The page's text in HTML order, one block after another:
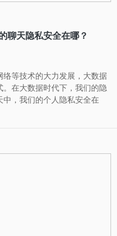
聊天隐私安全在哪？
络等技术的大力发展，大数据
在大数据时代下，我们的隐
，我们的个人隐私安全在